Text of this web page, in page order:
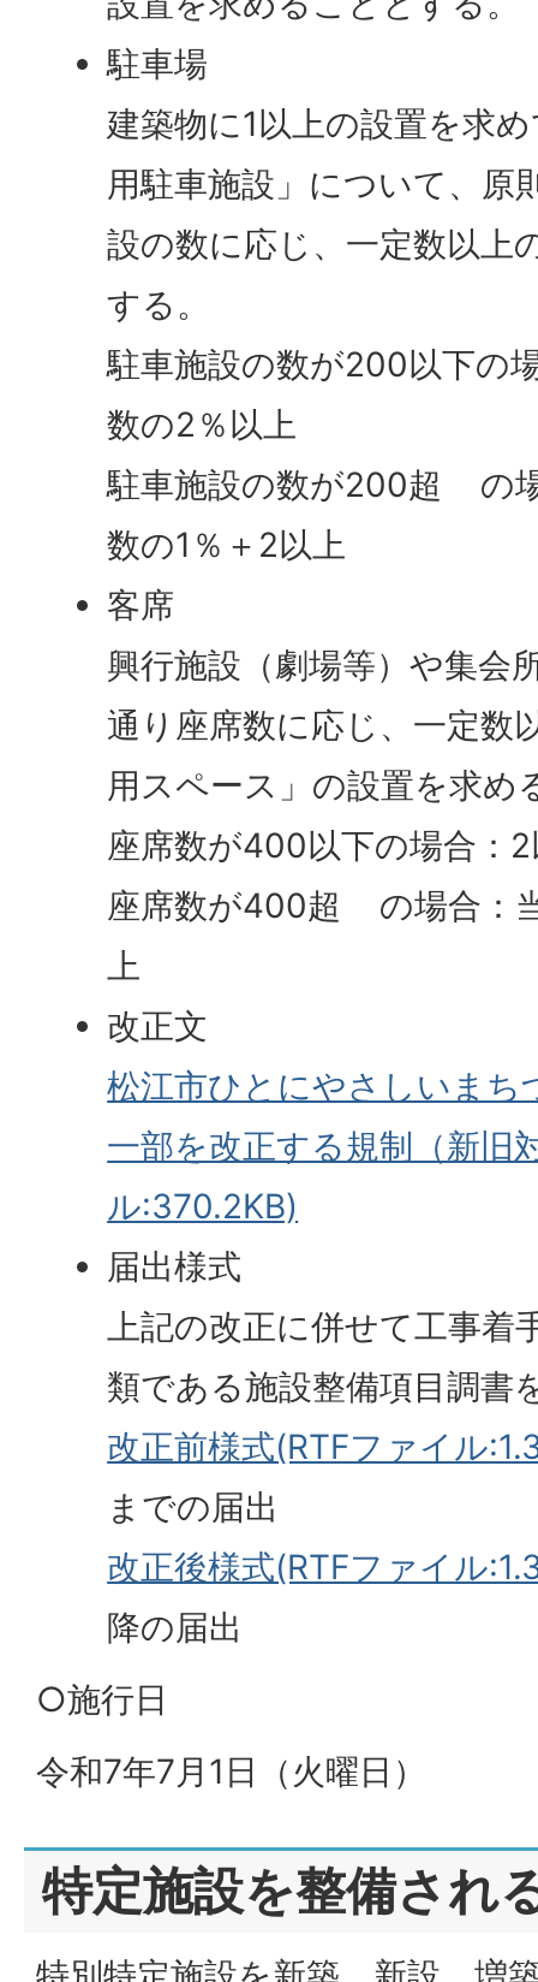
駐車場
建築物に1以上の設置を求
用駐車施設」について、原
設の数に応じ、一定数以上
する。
駐車施設の数が200以下の
数の2％以上
駐車施設の数が200超 の
数の1％＋2以上
客席
興行施設（劇場等）や集会
通り座席数に応じ、一定数
用スペース」の設置を求め
座席数が400以下の場合：
座席数が400超 の場合：
上
改正文
松江市ひとにやさしいまち
一部を改正する規制（新旧
ル:370.2KB)
届出様式
上記の改正に併せて工事
類である施設整備項目調書
改正前様式(RTFファイル
までの届出
改正後様式(RTFファイル
降の届出
○施行日
令和7年7月1日（火曜日）
特定施設を整備され